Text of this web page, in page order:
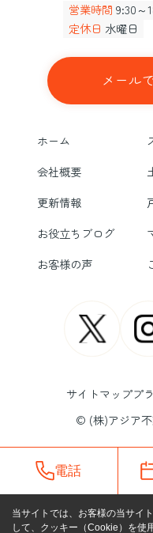
営業時間 9:30～
定休日 水曜日
メール
ホーム
会社概要
更新情報
お役立ちブログ
お客様の声
サイトマッププ
© (株)アジア
電話
当サイトでは、お客様の当サイ
して、クッキー（Cookie）を使